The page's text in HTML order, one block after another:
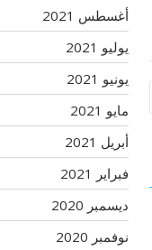
أغسطس 2021
يوليو 2021
يونيو 2021
مايو 2021
أبريل 2021
فبراير 2021
ديسمبر 2020
نوفمبر 2020